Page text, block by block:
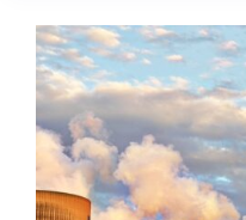
Terhadap
Ekspor
dan
Impor